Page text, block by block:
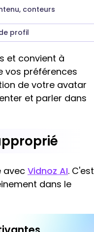
conteurs
profil
et convient à
vos préférences
de votre avatar
et parler dans
avec Vidnoz AI. C'est
dans le